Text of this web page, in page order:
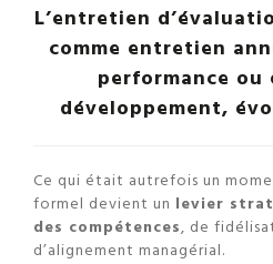
L’entretien
comme entretien
performance
développement,
Ce qui était autrefois un
formel devient un levier
des compétences, de
d’alignement managérial.